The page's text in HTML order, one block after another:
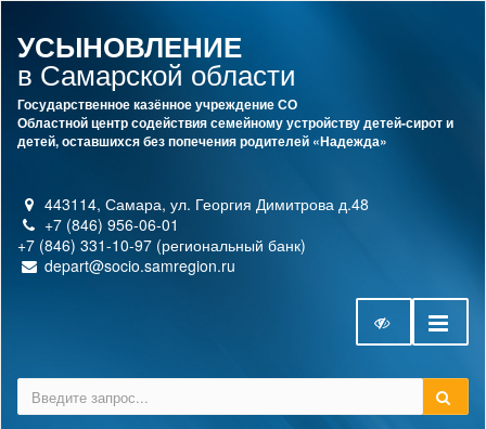
УСЫНОВЛЕНИЕ
в Самарской области
Государственное казённое учреждение СО
Областной центр содействия семейному устройству детей-сирот и
детей, оставшихся без попечения родителей «Надежда»
443114, Самара, ул. Георгия Димитрова д.48
+7 (846) 956-06-01
+7 (846) 331-10-97 (региональный банк)
depart@socio.samregion.ru